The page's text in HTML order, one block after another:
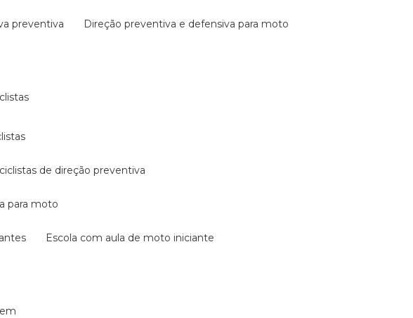
preventiva direção preventiva e defensiva para moto
de direção preventiva
para moto
escola com aula de moto iniciante